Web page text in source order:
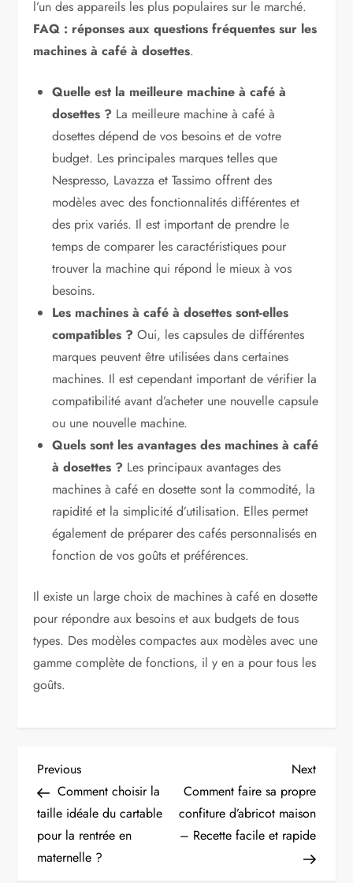
l’un des appareils les plus populaires sur le marché.
FAQ : réponses aux questions fréquentes sur les
machines à café à dosettes.
Quelle est la meilleure machine à café à
dosettes ? La meilleure machine à café à
dosettes dépend de vos besoins et de votre
budget. Les principales marques telles que
Nespresso, Lavazza et Tassimo offrent des
modèles avec des fonctionnalités différentes et
des prix variés. Il est important de prendre le
temps de comparer les caractéristiques pour
trouver la machine qui répond le mieux à vos
besoins.
Les machines à café à dosettes sont-elles
compatibles ? Oui, les capsules de différentes
marques peuvent être utilisées dans certaines
machines. Il est cependant important de vérifier la
compatibilité avant d’acheter une nouvelle capsule
ou une nouvelle machine.
Quels sont les avantages des machines à café
à dosettes ? Les principaux avantages des
machines à café en dosette sont la commodité, la
rapidité et la simplicité d’utilisation. Elles permet
également de préparer des cafés personnalisés en
fonction de vos goûts et préférences.
Il existe un large choix de machines à café en dosette
pour répondre aux besoins et aux budgets de tous
types. Des modèles compactes aux modèles avec une
gamme complète de fonctions, il y en a pour tous les
goûts.
N
a
v
Previous
Post
Previous
Comment choisir la
taille idéale du cartable
pour la rentrée en
maternelle ?
Next
Post
Next
Comment faire sa propre
confiture d’abricot maison
– Recette facile et rapide